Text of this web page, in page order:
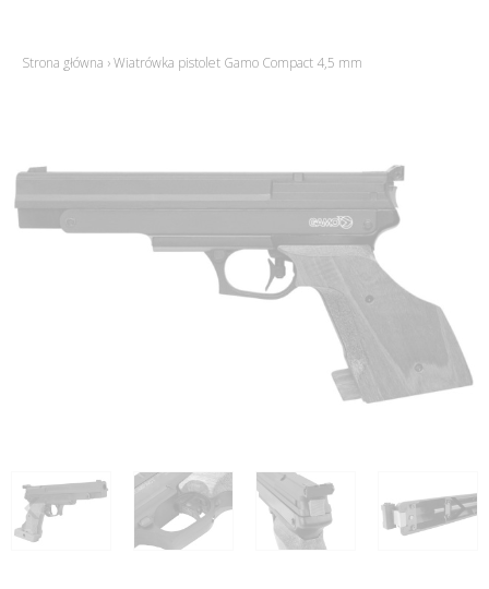
Strona główna ›Wiatrówka pistolet Gamo Compact 4,5 mm